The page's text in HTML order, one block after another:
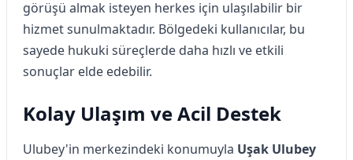
görüşü almak isteyen herkes için ulaşılabilir bir
hizmet sunulmaktadır. Bölgedeki kullanıcılar, bu
sayede hukuki süreçlerde daha hızlı ve etkili
sonuçlar elde edebilir.
Kolay Ulaşım ve Acil Destek
Ulubey'in merkezindeki konumuyla Uşak Ulubey